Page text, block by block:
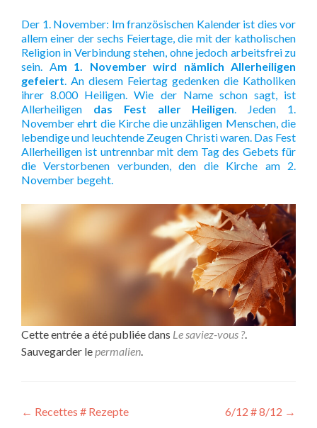
Der 1. November: Im französischen Kalender ist dies vor
allem einer der sechs Feiertage, die mit der katholischen
Religion in Verbindung stehen, ohne jedoch arbeitsfrei zu
sein. Am 1. November wird nämlich Allerheiligen
gefeiert. An diesem Feiertag gedenken die Katholiken
ihrer 8.000 Heiligen. Wie der Name schon sagt, ist
Allerheiligen das Fest aller Heiligen. Jeden 1.
November ehrt die Kirche die unzähligen Menschen, die
lebendige und leuchtende Zeugen Christi waren. Das Fest
Allerheiligen ist untrennbar mit dem Tag des Gebets für
die Verstorbenen verbunden, den die Kirche am 2.
November begeht.
Cette entrée a été publiée dans Le saviez-vous ?.
Sauvegarder lepermalien.
Navigation
← Recettes # Rezepte 6/12 # 8/12 →